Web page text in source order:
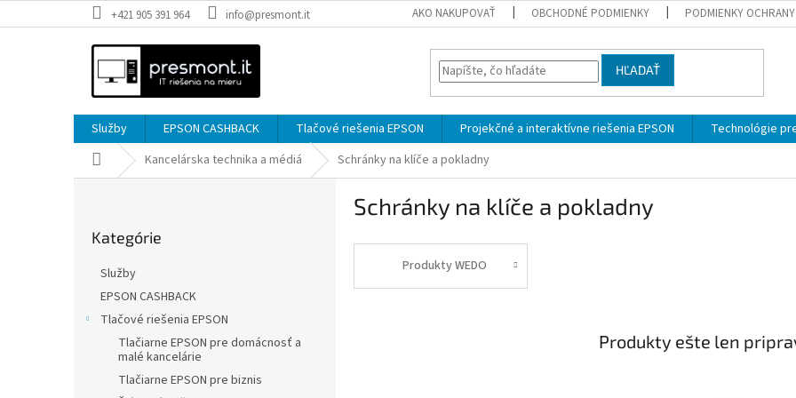
na
+421 905 391 964 info@presmont.it AKO NAKUPOVAŤ OBCHODNÉ PODMIENKY PODMIENKY OCHRANY
HĽADAŤ
Služby EPSON CASHBACK Tlačové riešenia EPSON Projekčné a interaktívne riešenia EPSON Technológie
DomovKancelárska technika a médiá Schránky na klíče a pokladny
kategórie
Kategórie
Služby
EPSON CASHBACK
Tlačové riešenia EPSON
Tlačiarne EPSON pre domácnosť a
malé kancelárie
Tlačiarne EPSON pre biznis
Schránky na klíče a pokladny
Produkty WEDO
Produkty ešte len